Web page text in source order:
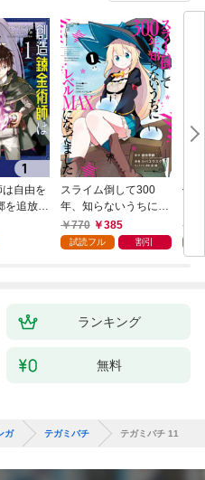
自由を
を追放さ
お膝元
ジック
スライム倒して300
年、知らないうちにレ
ベルMAXになってまし
た 1巻
770 385
試読フル 割引
信
ランキング
無料
ガ テガミバチ テガミバチ 11